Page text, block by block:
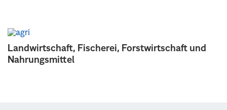
Landwirtschaft, Fischerei, Forstwirtschaft und
Nahrungsmittel